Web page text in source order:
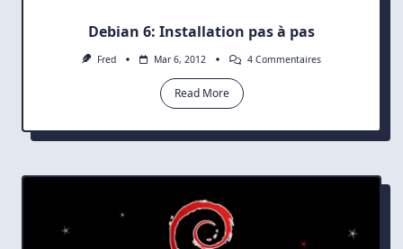
Debian 6: Installation pas à pas
Fred Mar 6, 2012 4 CommentairesSur
Pas
Read More